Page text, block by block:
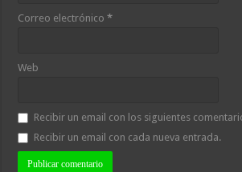
Correo electrónico*
Web
Recibir un email con los siguientes
Recibir un email con cada nueva entrada.